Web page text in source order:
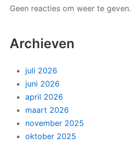
Geen reacties om weer te geven.
Archieven
juli 2026
juni 2026
april 2026
maart 2026
november 2025
oktober 2025